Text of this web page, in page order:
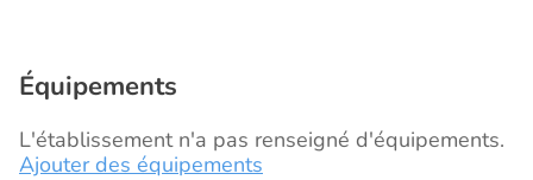
Équipements
L'établissement n'a pas renseigné d'équipements.
Ajouter des équipements